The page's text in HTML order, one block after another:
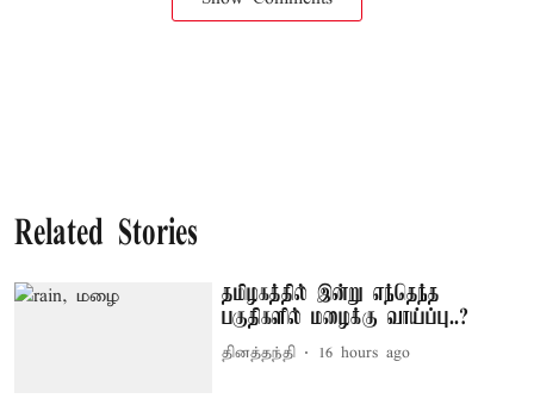
Related Stories
தமிழகத்தில் இன்று எந்தெந்த
பகுதிகளில் மழைக்கு வாய்ப்பு..?
தினத்தந்தி 16 hours ago